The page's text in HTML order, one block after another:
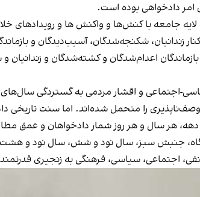
امر دادخواهی بوده است.
جامعه با کنش‌ها و واکنش ها و رویدادهای
زندانیان، شکنجه‌شدگان، آسیب‌دیدگان و
اعدام‌شدگان و کشته‌شدگان و
و اقشار مردمی به گستردگی سال‌های
را متحمل شده‌اند. اما سنت تاریخی
هر سال و هر روز شمار دادخواهان و عمق
جنبش سبز، سال نود و شش، سال نود و هشت
اجتماعی، سیاسی، فرهنگی به زنجیری